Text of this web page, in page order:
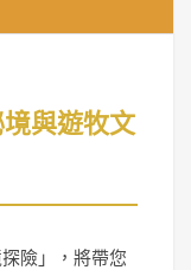
與遊牧文
險」，將帶您